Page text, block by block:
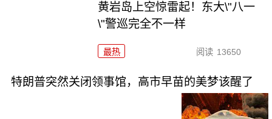
黄岩岛上空惊雷起！东大\"八一
\"警巡完全不一样
最热 阅读 13650
特朗普突然关闭领事馆，高市早苗的美梦该醒了